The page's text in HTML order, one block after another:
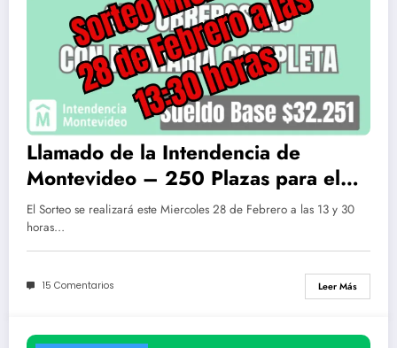
Llamado de la Intendencia de
Montevideo – 250 Plazas para el
cargo de obreros ($32.251)
El Sorteo se realizará este Miercoles 28 de Febrero a las 13 y 30
horas…
15 Comentarios Leer Más